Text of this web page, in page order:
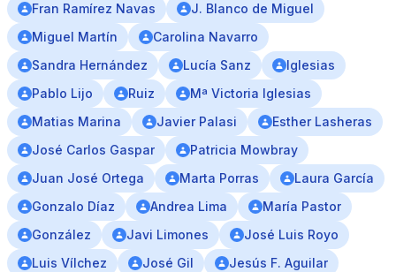
Fran Ramírez Navas
J. Blanco de Miguel
Miguel Martín
Carolina Navarro
Sandra Hernández
Lucía Sanz
Iglesias
Pablo Lijo
Ruiz
Mª Victoria Iglesias
Matias Marina
Javier Palasi
Esther Lasheras
José Carlos Gaspar
Patricia Mowbray
Juan José Ortega
Marta Porras
Laura García
Gonzalo Díaz
Andrea Lima
María Pastor
González
Javi Limones
José Luis Royo
Luis Vílchez
José Gil
Jesús F. Aguilar